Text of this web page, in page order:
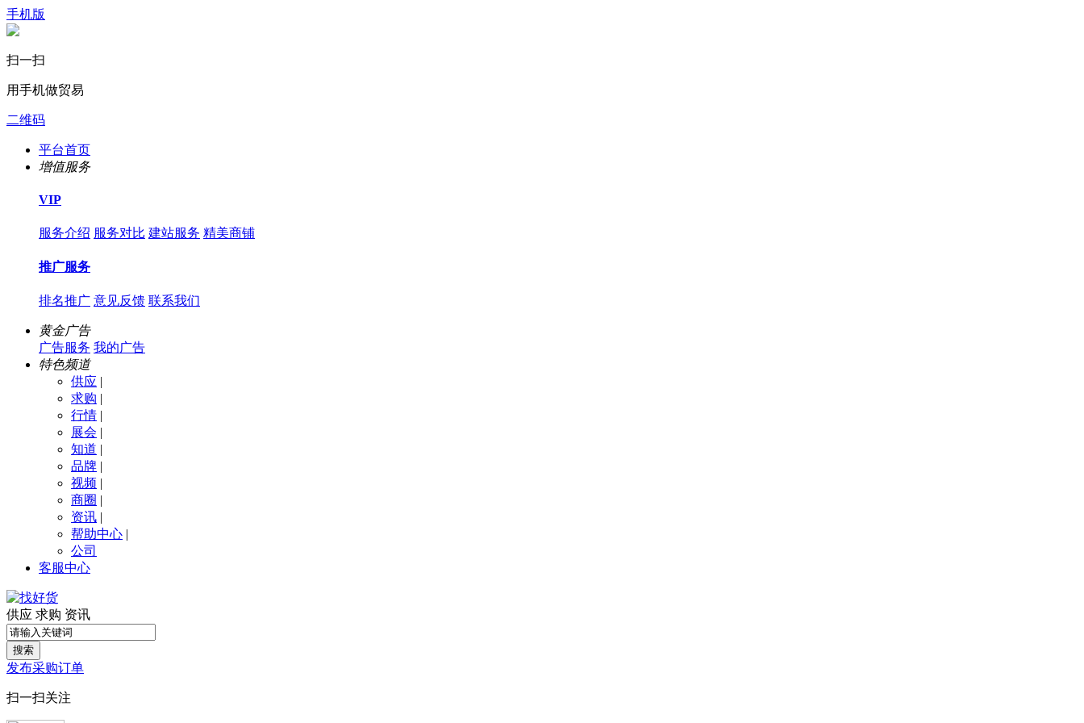
手机版
扫一扫
用手机做贸易
二维码
平台首页
增值服务
VIP
服务介绍 服务对比 建站服务 精美商铺
推广服务
排名推广 意见反馈 联系我们
黄金广告
广告服务 我的广告
特色频道
供应 |
求购 |
行情 |
展会 |
知道 |
品牌 |
视频 |
商圈 |
资讯 |
帮助中心 |
公司
客服中心
供应 求购 资讯
搜索
发布采购订单
扫一扫关注